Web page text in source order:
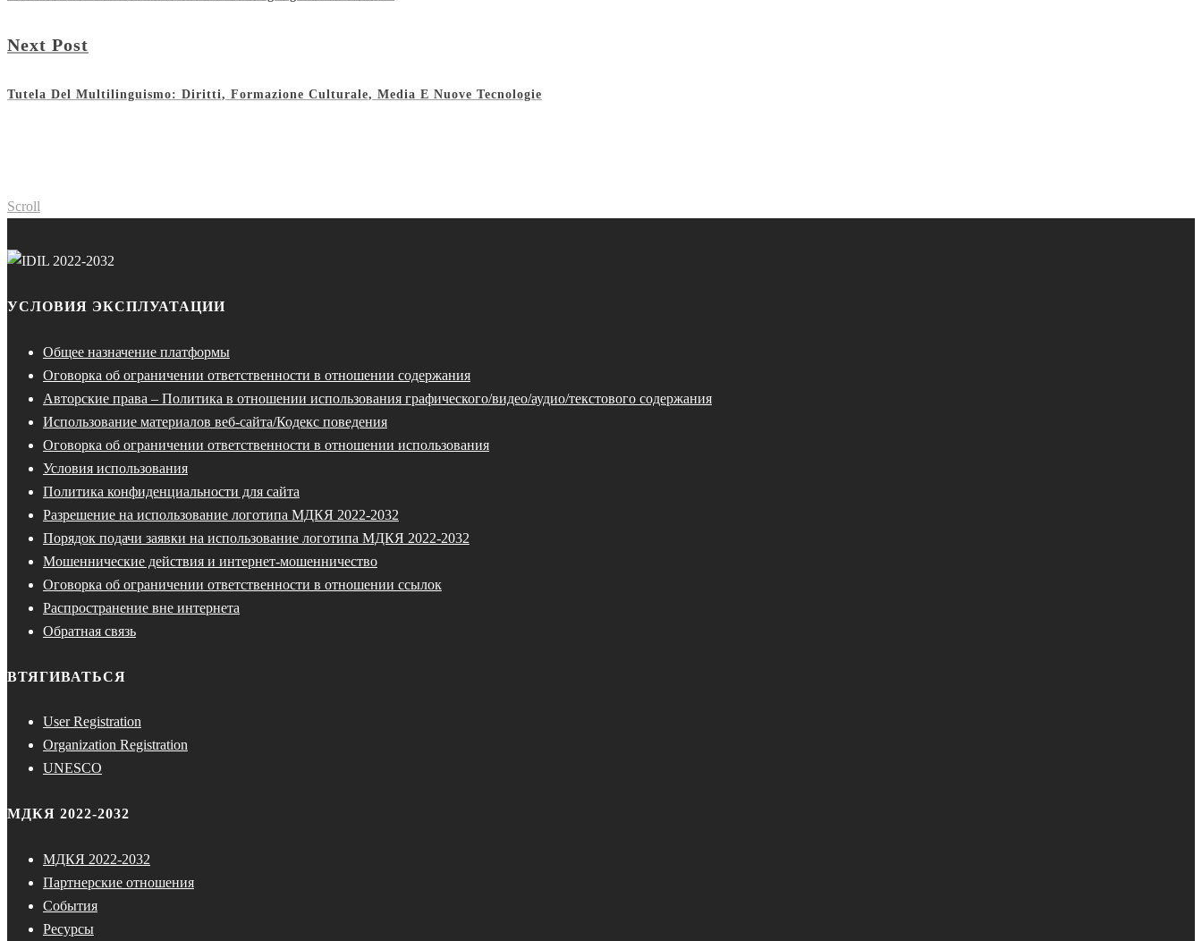
Next Post
Tutela Del Multilinguismo: Diritti, Formazione Culturale, Media E Nuove Tecnologie
Scroll
УСЛОВИЯ ЭКСПЛУАТАЦИИ
Общее назначение платформы
Оговорка об ограничении ответственности в отношении содержания
Авторские права – Политика в отношении использования графического/видео/аудио/текстового содержания
Использование материалов веб-сайта/Кодекс поведения
Оговорка об ограничении ответственности в отношении использования
Условия использования
Политика конфиденциальности для сайта
Разрешение на использование логотипа МДКЯ 2022-2032
Порядок подачи заявки на использование логотипа МДКЯ 2022-2032
Мошеннические действия и интернет-мошенничество
Оговорка об ограничении ответственности в отношении ссылок
Распространение вне интернета
Обратная связь
ВТЯГИВАТЬСЯ
User Registration
Organization Registration
UNESCO
МДКЯ 2022-2032
МДКЯ 2022-2032
Партнерские отношения
События
Ресурсы